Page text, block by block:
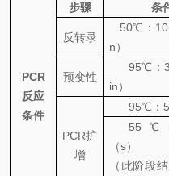
PCR
反应
条件
步骤 条
反转录
50℃ ： 10
n）
预变性
95℃ ： 3
in）
PCR扩
增
95℃ ： 5
55℃
（s）
（此阶段